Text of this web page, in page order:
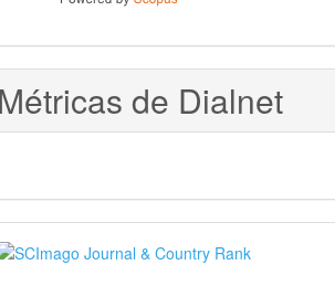
de Dialnet